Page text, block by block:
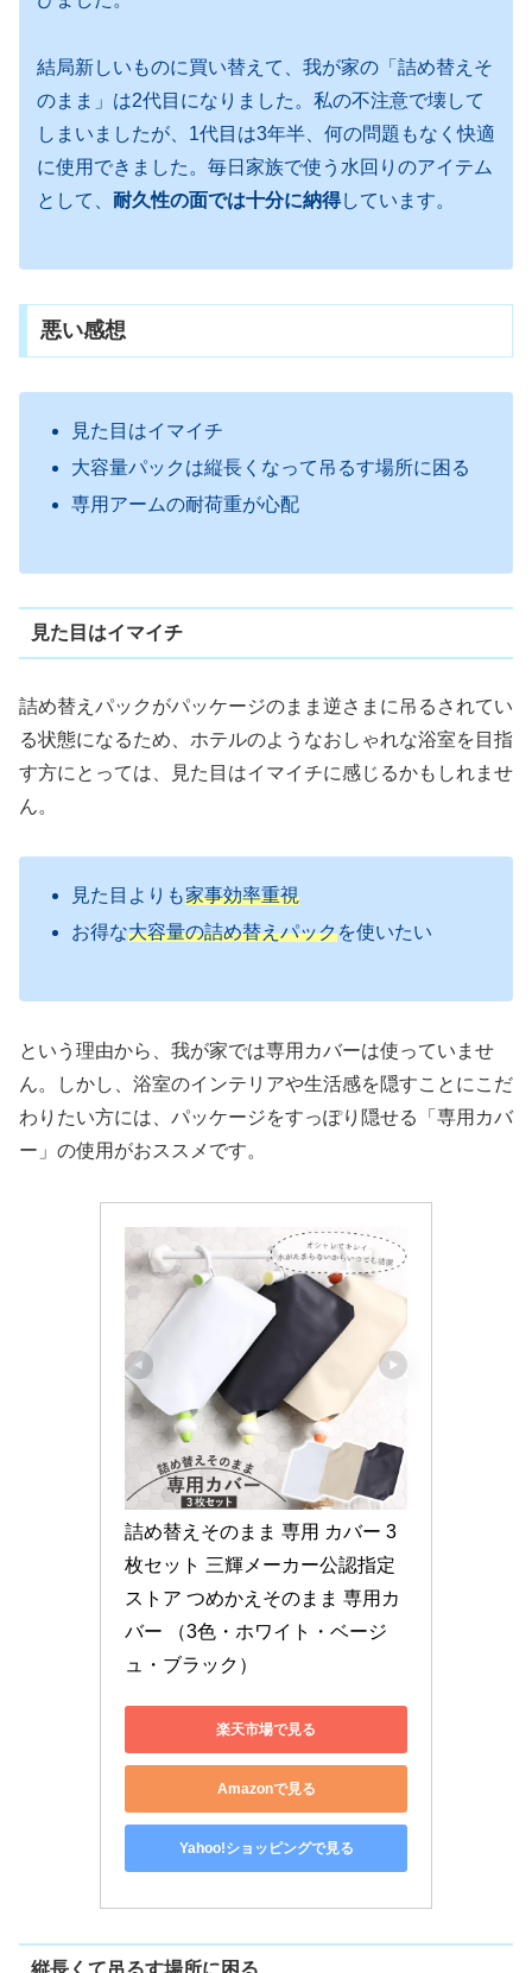
結局新しいものに買い替えて、我が家の「詰め替えそ
のまま」は2代目になりました。私の不注意で壊して
しまいましたが、1代目は3年半、何の問題もなく快適
に使用できました。毎日家族で使う水回りのアイテム
として、 耐久性の面では十分に納得しています。
悪い感想
見た目はイマイチ
大容量パックは縦長くなって吊るす場所に困る
専用アームの耐荷重が心配
見た目はイマイチ
詰め替えパックがパッケージのまま逆さまに吊るされてい
る状態になるため、ホテルのようなおしゃれな浴室を目指
す方にとっては、見た目はイマイチに感じるかもしれませ
ん。
見た目よりも家事効率重視
お得な大容量の詰め替えパックを使いたい
という理由から、我が家では専用カバーは使っていませ
ん。しかし、浴室のインテリアや生活感を隠すことにこだ
わりたい方には、パッケージをすっぽり隠せる「専用カバ
ー」の使用がおススメです。
詰め替えそのまま 専用 カバー 3
枚セット 三輝メーカー公認指定
ストア つめかえそのまま 専用カ
バー （3色・ホワイト・ベージ
ュ・ブラック）
楽天市場で見る
Amazonで見る
Yahoo!ショッピングで見る
縦長くて吊るす場所に困る